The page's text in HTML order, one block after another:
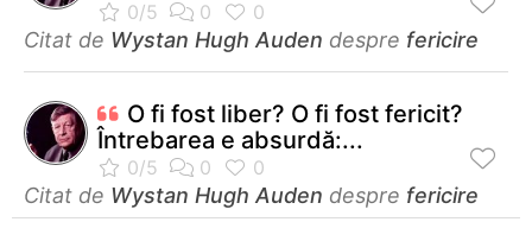
Citat de Wystan Hugh Auden despre fericire
O fi fost liber? O fi fost fericit?
Întrebarea e absurdă:...
Citat de Wystan Hugh Auden despre fericire